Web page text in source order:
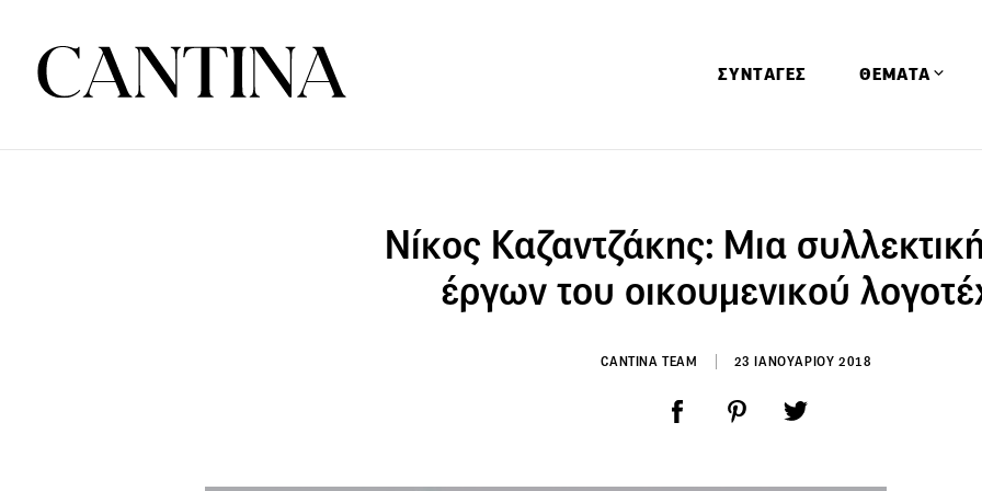
ΣΥΝΤΑΓΕΣ ΘΕΜΑΤΑ
Αφιερώματα
Ειδήσεις
Έρευνες
Παιδί
Νίκος Καζαντζάκης: Μια
έργων του οικουμενικού
CANTINA TEAM 23 ΙΑΝΟΥΑΡΙΟΥ 2018